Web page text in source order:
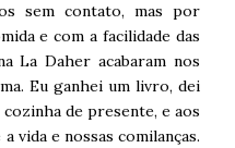
sem contato, mas por
e com a facilidade das
La Daher acabaram nos
Eu ganhei um livro, dei
cozinha de presente, e aos
vida e nossas comilanças.